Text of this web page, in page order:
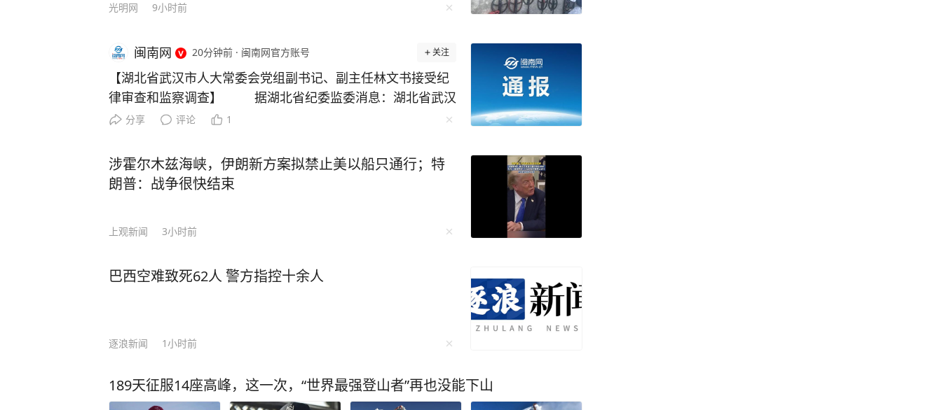
光明网 9小时前
闽南网 20分钟前 · 闽南网官方账号 关注
【湖北省武汉市人大常委会党组副书记、副主任林文书接受纪
律审查和监察调查】 据湖北省纪委监委消息：湖北省武汉
市人大常委会党组副书记、副主任林文书涉嫌严重违纪违法，
省纪委监委）
分享 评论 1
涉霍尔木兹海峡，伊朗新方案拟禁止美以船只通行；特
朗普：战争很快结束
上观新闻 3小时前
巴西空难致死62人 警方指控十余人
逐浪新闻 1小时前
189天征服14座高峰，这一次，“世界最强登山者”再也没能下山